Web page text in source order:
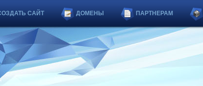
САЙТ ДОМЕНЫ ПАРТНЕРАМ